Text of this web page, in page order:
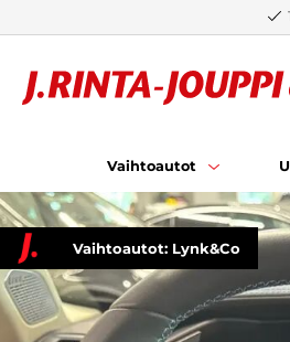
Vaihtoautot
Vaihtoautot: Lynk&Co